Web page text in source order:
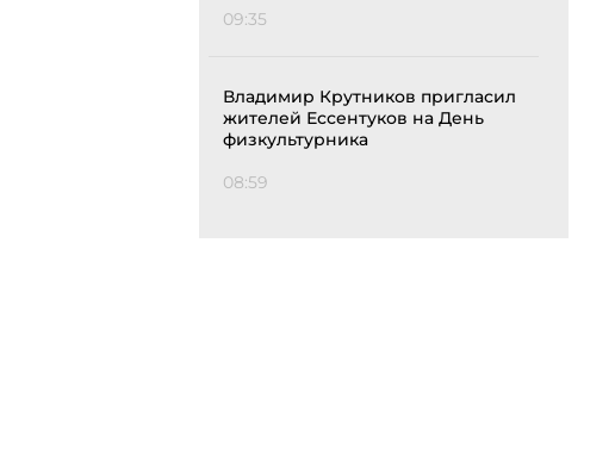
09:35
Владимир Крутников пригласил
жителей Ессентуков на День
физкультурника
08:59